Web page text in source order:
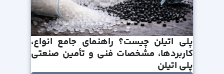
پلی اتیلن چیست؟ راهنمای جامع انواع،
کاربردها، مشخصات فنی و تأمین صنعتی
پلی اتیلن